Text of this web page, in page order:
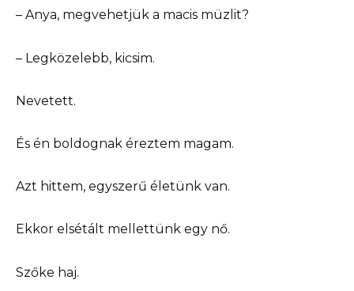
– Anya, megvehetjük a macis müzlit?
– Legközelebb, kicsim.
Nevetett.
És én boldognak éreztem magam.
Azt hittem, egyszerű életünk van.
Ekkor elsétált mellettünk egy nő.
Szőke haj.